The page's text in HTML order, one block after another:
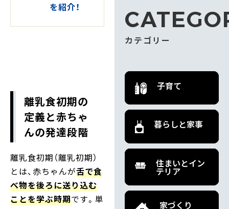
を紹介！
離乳食初期の
定義と赤ちゃ
んの発達段階
離乳食初期（離乳初期）
とは、赤ちゃんが舌で食
べ物を後ろに送り込む
ことを学ぶ時期です。単
カテゴリー
子育て
暮らしと家事
住まいとイン
テリア
家づくり